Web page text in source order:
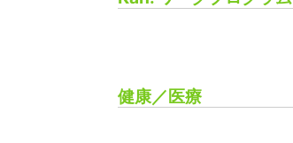
健康／医療